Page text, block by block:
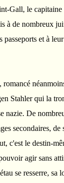
Gall, le
à de nombreux
passeports et à
romancé
Stahler qui la
nazie. De
secondaires,
c'est le destin-
agir sans
se resserre, sa